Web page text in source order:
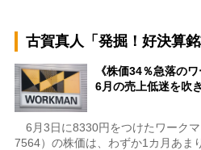
古賀真人「発掘！好決算銘
《株価34％急落の
6月の売上低迷を吹
6月3日に8330円をつけたワークマ
7564）の株価は、わずか1カ月あま